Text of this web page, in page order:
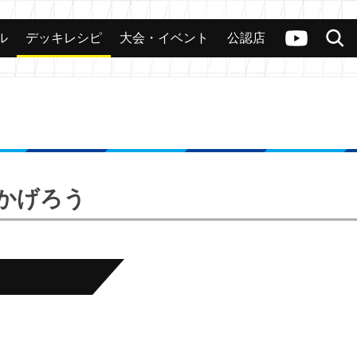
ヴァンガードch
検索
カード 大会 公認店舗 その他
デッキレシピ 大会・イベント 公認店
げろう